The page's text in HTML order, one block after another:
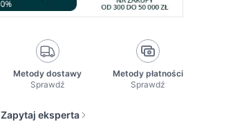
Metody dostawy
Sprawdź
Metody płatności
Sprawdź
Zapytaj eksperta